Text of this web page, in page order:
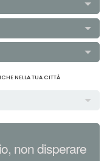
NELLA TUA CITTÀ
non disperare